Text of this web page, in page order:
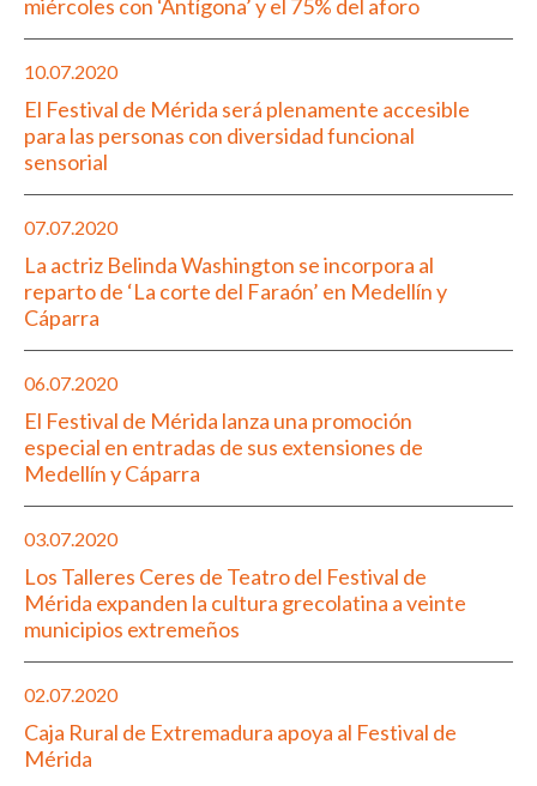
miércoles con ‘Antígona’ y el 75% del aforo
10.07.2020
El Festival de Mérida será plenamente accesible
para las personas con diversidad funcional
sensorial
07.07.2020
La actriz Belinda Washington se incorpora al
reparto de ‘La corte del Faraón’ en Medellín y
Cáparra
06.07.2020
El Festival de Mérida lanza una promoción
especial en entradas de sus extensiones de
Medellín y Cáparra
03.07.2020
Los Talleres Ceres de Teatro del Festival de
Mérida expanden la cultura grecolatina a veinte
municipios extremeños
02.07.2020
Caja Rural de Extremadura apoya al Festival de
Mérida